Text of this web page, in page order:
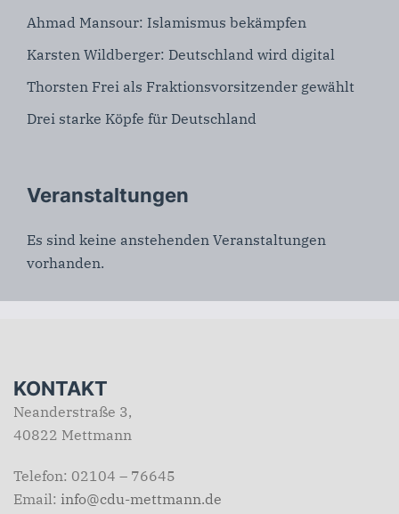
Ahmad Mansour: Islamismus bekämpfen
Karsten Wildberger: Deutschland wird digital
Thorsten Frei als Fraktionsvorsitzender gewählt
Drei starke Köpfe für Deutschland
Veranstaltungen
Es sind keine anstehenden Veranstaltungen
vorhanden.
KONTAKT
Neanderstraße 3,
40822 Mettmann
Telefon: 02104 – 76645
Email: info@cdu-mettmann.de